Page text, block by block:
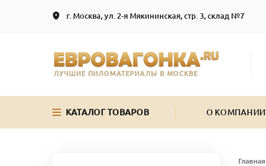
г. Москва, ул. 2-я Мякининская, стр. 3, склад №7
ЛУЧШИЕ ПИЛОМАТЕРИАЛЫ В МОСКВЕ
КАТАЛОГ ТОВАРОВ О КОМПАНИИ
Главная